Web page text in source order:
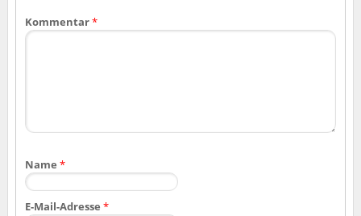
Kommentar*
Name *
E-Mail-Adresse *